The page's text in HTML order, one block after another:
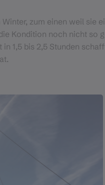
zum einen weil
Kondition noch nicht so
1,5 bis 2,5 Stunden